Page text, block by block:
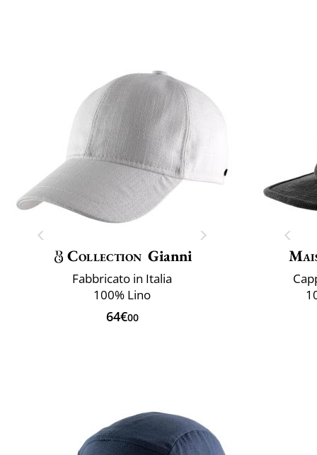
Collection Gianni
Fabbricato in Italia
100% Lino
64€00